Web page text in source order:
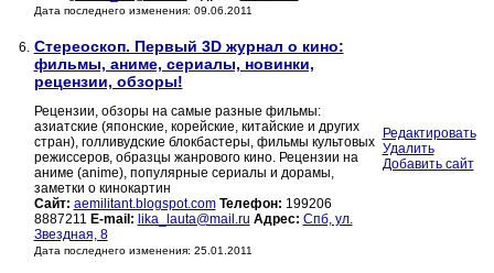
Дата последнего изменения: 09.06.2011
6. Стереоскоп. Первый 3D журнал о кино:
фильмы, аниме, сериалы, новинки,
рецензии, обзоры!
Рецензии, обзоры на самые разные фильмы:
азиатские (японские, корейские, китайские и других
стран), голливудские блокбастеры, фильмы культовых
режиссеров, образцы жанрового кино. Рецензии на
аниме (anime), популярные сериалы и дорамы,
заметки о кинокартин
Сайт: aemilitant.blogspot.com Телефон: 199206
8887211 E-mail: lika_lauta@mail.ru Адрес: Спб, ул.
Звездная, 8
Дата последнего изменения: 25.01.2011
Редактировать
Удалить
Добавить сайт